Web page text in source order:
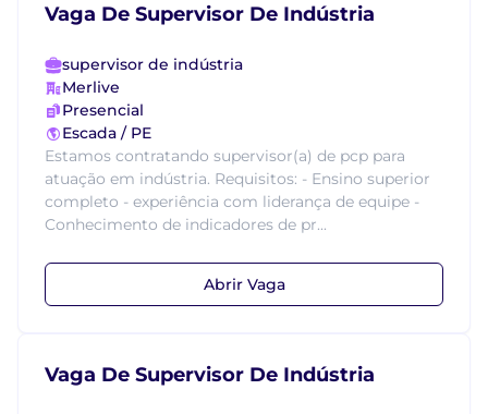
Vaga De Supervisor De Indústria
supervisor de indústria
Merlive
Presencial
Escada / PE
Estamos contratando supervisor(a) de pcp para
atuação em indústria. Requisitos: - Ensino superior
completo - experiência com liderança de equipe -
Conhecimento de indicadores de pr...
Abrir Vaga
Vaga De Supervisor De Indústria